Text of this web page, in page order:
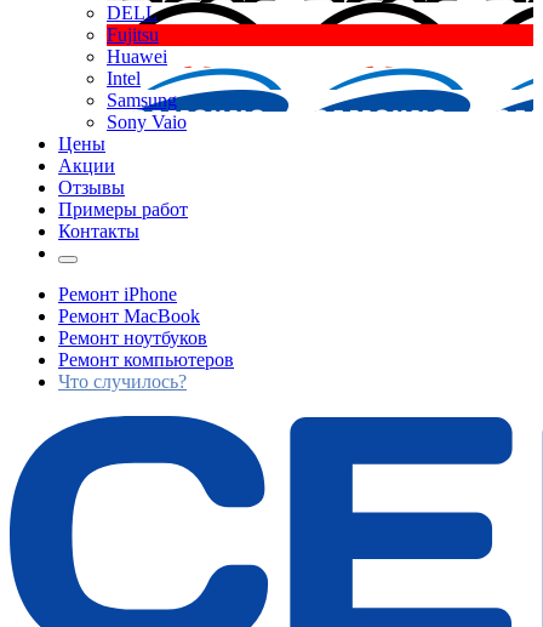
DELL
Fujitsu
Huawei
Intel
Samsung
Sony Vaio
Цены
Акции
Отзывы
Примеры работ
Контакты
Ремонт iPhone
Ремонт MacBook
Ремонт ноутбуков
Ремонт компьютеров
Что случилось?